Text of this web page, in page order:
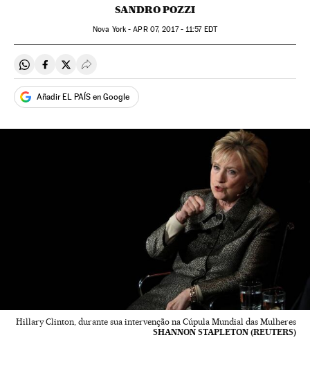
SANDRO POZZI
Nova York -APR07, 2017 - 11:57EDT
Compartir en Whatsapp
Compartir en Facebook
Compartir en Twitter
Desplegar Redes Sociales
Añadir EL PAÍS en Google
Hillary Clinton, durante sua intervenção na Cúpula Mundial das Mulheres
SHANNON STAPLETON (REUTERS)